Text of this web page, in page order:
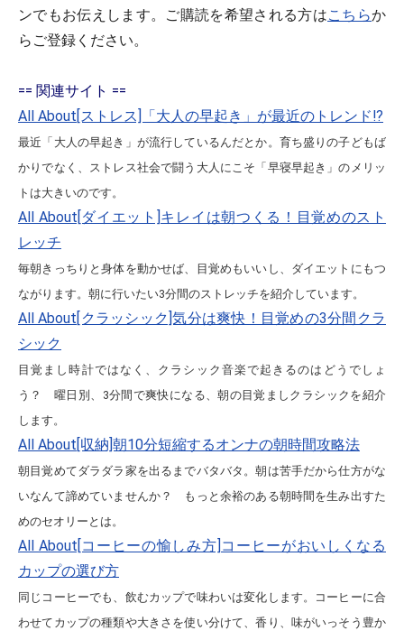
ンでもお伝えします。ご購読を希望される方はこちらか
らご登録ください。
== 関連サイト ==
All About[ストレス]「大人の早起き」が最近のトレンド!?
最近「大人の早起き」が流行しているんだとか。育ち盛りの子どもば
かりでなく、ストレス社会で闘う大人にこそ「早寝早起き」のメリッ
トは大きいのです。
All About[ダイエット]キレイは朝つくる！目覚めのスト
レッチ
毎朝きっちりと身体を動かせば、目覚めもいいし、ダイエットにもつ
ながります。朝に行いたい3分間のストレッチを紹介しています。
All About[クラッシック]気分は爽快！目覚めの3分間クラ
シック
目覚まし時計ではなく、クラシック音楽で起きるのはどうでしょ
う？ 曜日別、3分間で爽快になる、朝の目覚ましクラシックを紹介
します。
All About[収納]朝10分短縮するオンナの朝時間攻略法
朝目覚めてダラダラ家を出るまでバタバタ。朝は苦手だから仕方がな
いなんて諦めていませんか？ もっと余裕のある朝時間を生み出すた
めのセオリーとは。
All About[コーヒーの愉しみ方]コーヒーがおいしくなる
カップの選び方
同じコーヒーでも、飲むカップで味わいは変化します。コーヒーに合
わせてカップの種類や大きさを使い分けて、香り、味がいっそう豊か